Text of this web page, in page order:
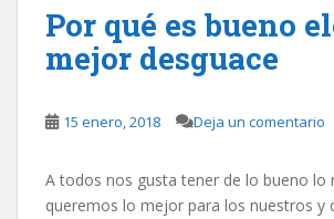
Por qué es bueno
mejor desguace
15 enero, 2018 Deja un comentario
A todos nos gusta tener de lo bueno lo
queremos lo mejor para los nuestros y